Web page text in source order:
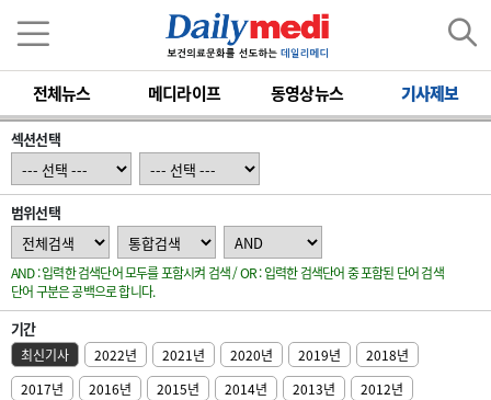
전체뉴스 메디라이프 동영상뉴스 기사제보
섹션선택
범위선택
AND : 입력한 검색단어 모두를 포함시켜 검색 / OR : 입력한 검색단어 중 포함된 단어 검색
단어 구분은 공백으로 합니다.
기간
최신기사 2022년 2021년 2020년 2019년
2018년
2017년
2016년 2015년 2014년 2013년
2012년